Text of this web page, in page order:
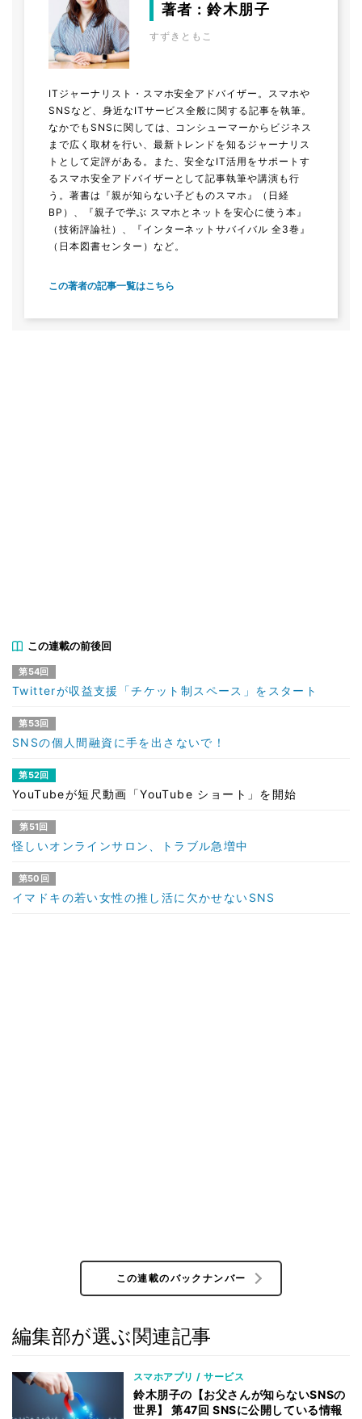
著者 : 鈴木朋子
すずきともこ
ITジャーナリスト・スマホ安全アドバイザー。スマホや
SNSなど、身近なITサービス全般に関する記事を執筆。
なかでもSNSに関しては、コンシューマーからビジネス
まで広く取材を行い、最新トレンドを知るジャーナリス
トとして定評がある。また、安全なIT活用をサポートす
るスマホ安全アドバイザーとして記事執筆や講演も行
う。著書は『親が知らない子どものスマホ』（日経
BP）、『親子で学ぶ スマホとネットを安心に使う本』
（技術評論社）、『インターネットサバイバル 全3巻』
（日本図書センター）など。
この著者の記事一覧はこちら
この連載の前後回
第54回
Twitterが収益支援「チケット制スペース」をスタート
第53回
SNSの個人間融資に手を出さないで！
第52回
YouTubeが短尺動画「YouTube ショート」を開始
第51回
怪しいオンラインサロン、トラブル急増中
第50回
イマドキの若い女性の推し活に欠かせないSNS
この連載のバックナンバー
編集部が選ぶ関連記事
スマホアプリ / サービス
鈴木朋子の【お父さんが知らないSNSの
世界】 第47回 SNSに公開している情報